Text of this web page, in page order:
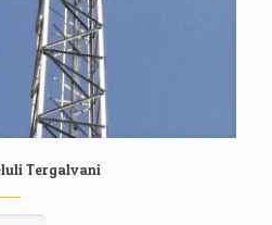
Tergalvani